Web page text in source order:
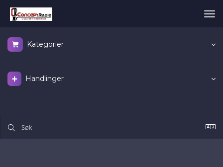
Bytt
Kategorier
Handlinger